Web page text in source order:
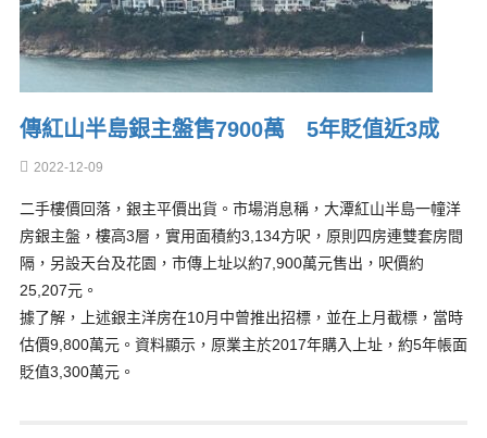
傳紅山半島銀主盤售7900萬 5年貶值近3成
2022-12-09
二手樓價回落，銀主平價出貨。市場消息稱，大潭紅山半島一幢洋
房銀主盤，樓高3層，實用面積約3,134方呎，原則四房連雙套房間
隔，另設天台及花園，市傳上址以約7,900萬元售出，呎價約
25,207元。
據了解，上述銀主洋房在10月中曾推出招標，並在上月截標，當時
估價9,800萬元。資料顯示，原業主於2017年購入上址，約5年帳面
貶值3,300萬元。